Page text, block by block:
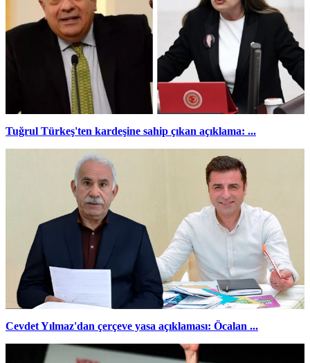
Tuğrul Türkeş'ten kardeşine sahip çıkan açıklama: ...
Cevdet Yılmaz'dan çerçeve yasa açıklaması: Öcalan ...